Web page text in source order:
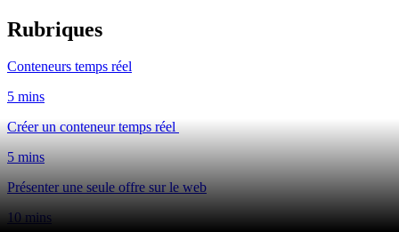
Rubriques
Conteneurs temps réel
5 mins
Créer un conteneur temps réel
5 mins
Présenter une seule offre sur le web
10 mins